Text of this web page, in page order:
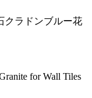
クラドンブルー花